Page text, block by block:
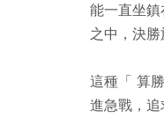
能一直坐
之中，決
這種「 算
進急戰，追